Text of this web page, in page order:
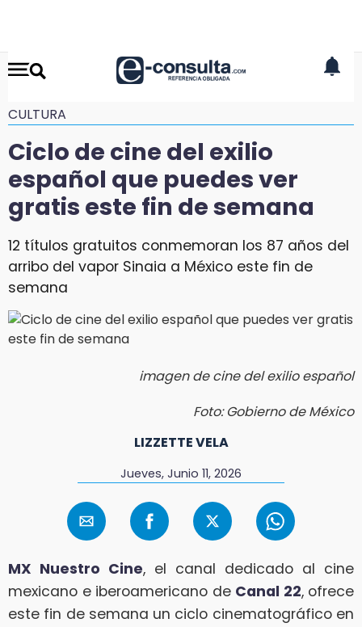
CULTURA
Ciclo de cine del exilio
español que puedes ver
gratis este fin de semana
12 títulos gratuitos conmemoran los 87 años del
arribo del vapor Sinaia a México este fin de
semana
imagen de cine del exilio español
Foto: Gobierno de México
LIZZETTE VELA
Jueves, Junio 11, 2026
MX Nuestro Cine, el canal dedicado al cine
mexicano e iberoamericano de Canal 22, ofrece
este fin de semana un ciclo cinematográfico en